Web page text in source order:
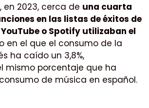
en 2023, cerca de una cuarta
en las listas de éxitos de
o Spotify utilizaban el
en el que el consumo de la
ha caído un 3,8%,
mismo porcentaje que ha
de música en español.